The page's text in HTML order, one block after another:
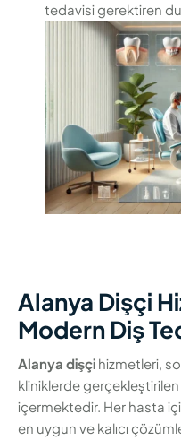
tedavisi gerektiren
Alanya Dişçi
Modern Diş
Alanya dişçi hizmetleri,
kliniklerde
içermektedir. Her hasta
en uygun ve kalıcı